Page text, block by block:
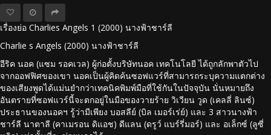
เรื่องย่อ Charlies Angels 1 (2000) นางฟ้าชาร์ลี
Charlie s Angels (2000) นางฟ้าชาร์ลี
อีริค นอค (แซม รอคเวล) ผู้ก่อตั้งบริษัทนอค เทคโนโลยี ได้ถูกลักพาตัวไป
จากออฟฟิศของเขา นอคเป็นผู้คิดค้นซอฟแวร์ที่สามารถระบุความแตกต่าง
ของเสียงพูดได้แม่นยำกว่าเทคนิคพิมพ์มือที่ใช้กันในปัจจุบัน นั่นหมายถึง
อันตรายที่ซอฟแวร์นี้จะตกอยู่ในมือของวายร้าย วิเวียน วูด (เคลลี่ ลินซ์)
ประธานของนอคฯ รู้ว่ามีเพียง บอสลีย์ (บิล เมอร์เร่ย์) และ 3 สาวนางฟ้า
ชาร์ลี นาตาลี (คาเมรอน ดิแอช) ดีแลน (ดรูว์ แบร์รี่มอร์) และ อเล็กซ์ (ลูซี่